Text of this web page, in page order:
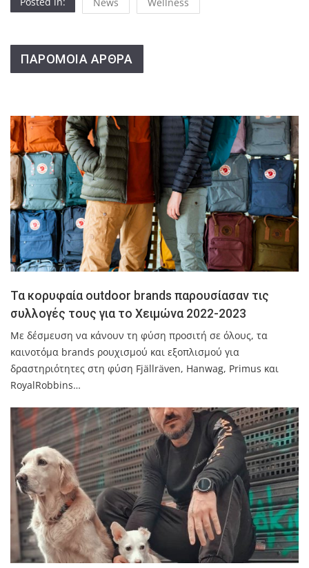
News Wellness
ΠΑΡΟΜΟΙΑ ΑΡΘΡΑ
Τα κορυφαία outdoor brands παρουσίασαν τις
συλλογές τους για το Χειμώνα 2022-2023
Με δέσμευση να κάνουν τη φύση προσιτή σε όλους, τα
καινοτόμα brands ρουχισμού και εξοπλισμού για
δραστηριότητες στη φύση Fjällräven, Hanwag, Primus και
RoyalRobbins…